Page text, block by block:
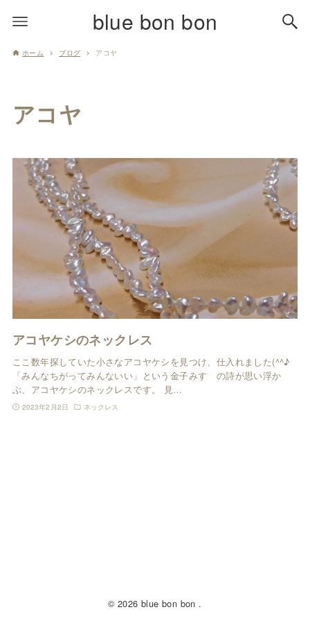
blue bon bon
ホーム ブログ アコヤ
アコヤ
アコヤケシのネックレス
ここ数年探していた小さなアコヤケシを見つけ、仕入れました(^^♪
「みんなちがってみんないい」という金子みすゞの詩が思い浮か
ぶ、アコヤケシのネックレスです。 見…
2023年2月2日 ネックレス
© 2026 blue bon bon .